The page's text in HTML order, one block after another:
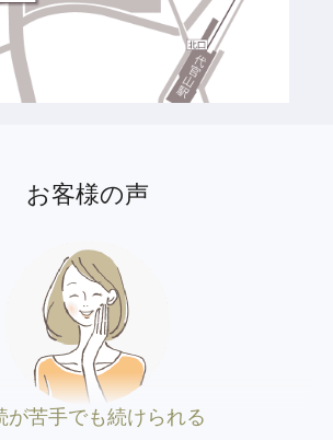
お客様の声
が苦手でも続けられる